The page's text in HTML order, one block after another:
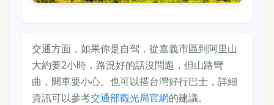
交通方面，如果你是自驾，從嘉義市區到阿里山
大約要2小時，路況好的話沒問題，但山路彎
曲，開車要小心。也可以搭台灣好行巴士，詳細
資訊可以參考交通部觀光局官網的建議。